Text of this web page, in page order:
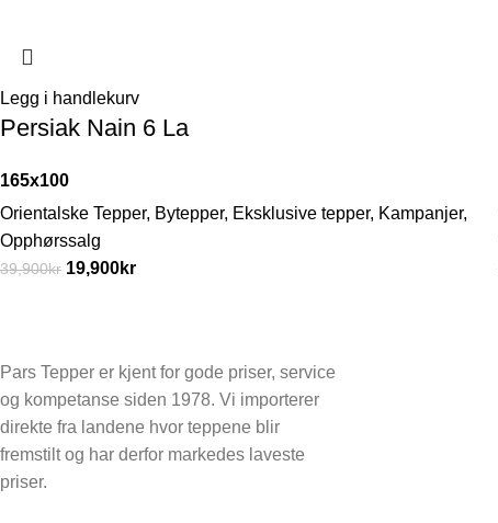
Legg i handlekurv
Persiak Nain 6 La
165x100
Orientalske Tepper, Bytepper, Eksklusive tepper, Kampanjer,
Opphørssalg
39,900kr 19,900kr
Pars Tepper er kjent for gode priser, service
og kompetanse siden 1978. Vi importerer
direkte fra landene hvor teppene blir
fremstilt og har derfor markedes laveste
priser.